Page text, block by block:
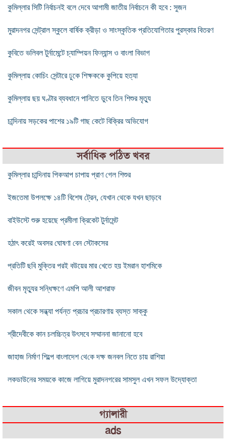
কুমিল্লার সিটি নির্বাচনই বলে দেবে আগামী জাতীয় নির্বাচনে কী হবে : সুজন
মুরাদনগর সেন্ট্রাল স্কুলে বার্ষিক ক্রীড়া ও সাংস্কৃতিক প্রতিযোগিতার পুরস্কার বিতরণ
কুবিতে ভলিবল টুর্নামেন্টে চ্যাম্পিয়ন ফিন্যান্স ও বাংলা বিভাগ
কুমিল্লায় কোচিং সেন্টারে ঢুকে শিক্ষককে কুপিয়ে হত্যা
কুমিল্লায় ছয় ঘণ্টার ব্যবধানে পানিতে ডুবে তিন শিশুর মৃত্যু
চান্দিনায় সড়কের পাশের ১৯টি গাছ কেটে বিক্রির অভিযোগ
সর্বাধিক পঠিত খবর
কুমিল্লার চান্দিনায় পিকআপ চাপায় প্রাণ গেল শিশুর
ইজতেমা উপলক্ষে ১৪টি বিশেষ ট্রেন, যেখান থেকে যখন ছাড়বে
বাইউস্টে শুরু হয়েছে প্রমীলা ক্রিকেট টুর্নামেন্ট
হঠাৎ করেই অবসর ঘোষণা বেন স্টোকসের
প্রতিটি ছবি মুক্তির পরই বউয়ের মার খেতে হয় ইমরান হাশমিকে
জীবন মৃত্যুর সন্ধিক্ষণে এমপি আলী আশরাফ
সকাল থেকে সন্ধ্যা পর্যন্ত প্রচার প্রচারণায় ব্যস্ত সাক্কু
শ্রীদেবীকে কান চলচ্চিত্র উৎসবে সম্মাননা জানানো হবে
জাহাজ নির্মাণ শিল্পে বাংলাদেশ থে‌কে দক্ষ জনবল নিতে চায় রা‌শিয়া
লকডাউনের সময়কে কাজে লাগিয়ে মুরাদনগরের সামসুল এখন সফল উদ্যোক্তা
গ্যালারী
ads